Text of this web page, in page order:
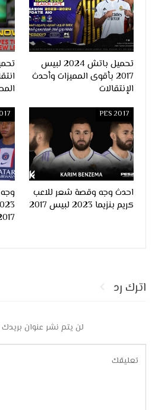
تحميل باتش 2024 لبيس
2017 بأقوى المميزات وأحدث
الإنتقالات
PES 2017
احدث وجه وقصة شعر للاعب
كريم بنزيما 2023 لبيس 2017
اترك رد
لن يتم نشر عنوان بريدك